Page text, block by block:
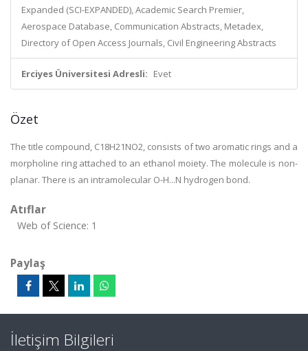
Expanded (SCI-EXPANDED), Academic Search Premier,
Aerospace Database, Communication Abstracts, Metadex,
Directory of Open Access Journals, Civil Engineering Abstracts
Erciyes Üniversitesi Adresli: Evet
Özet
The title compound, C18H21NO2, consists of two aromatic rings and a
morpholine ring attached to an ethanol moiety. The molecule is non-
planar. There is an intramolecular O-H...N hydrogen bond.
Atıflar
Web of Science: 1
Paylaş
İletişim Bilgileri